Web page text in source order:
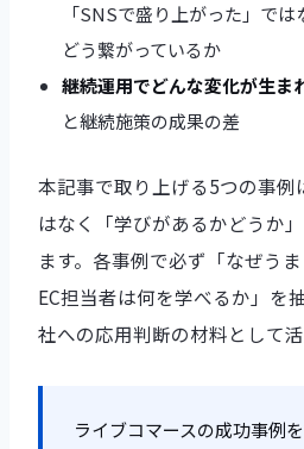
「SNSで盛り上がった」で
どう繋がっているか
継続運用でどんな変化が生ま
と継続施策の成果の差
本記事で取り上げる5つの事例
はなく「学びがあるかどうか
ます。各事例で必ず「なぜう
EC担当者は何を学べるか」を
社への応用判断の材料として
ライブコマースの成功事例